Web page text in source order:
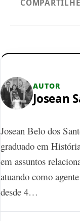
AUTOR
Josean
Josean Belo dos
graduado em
em assuntos
atuando como
desde 4…